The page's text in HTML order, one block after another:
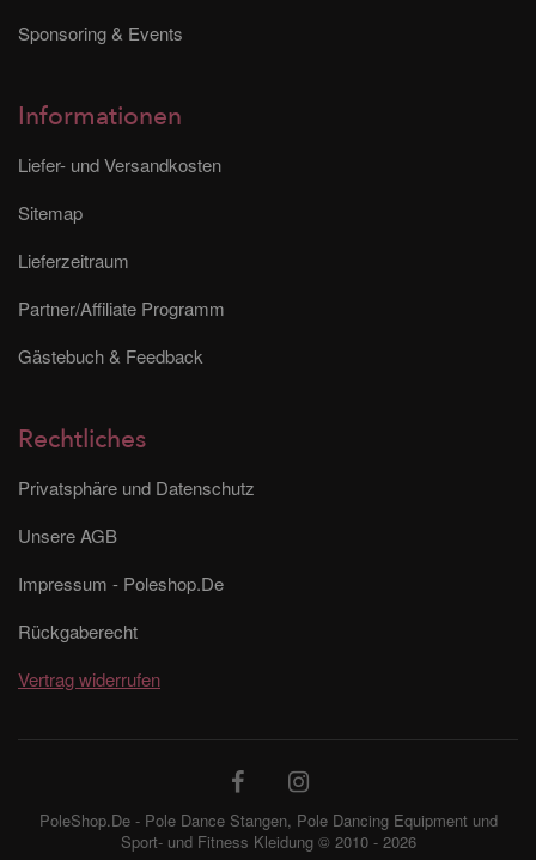
Sponsoring & Events
Informationen
Liefer- und Versandkosten
Sitemap
Lieferzeitraum
Partner/Affiliate Programm
Gästebuch & Feedback
Rechtliches
Privatsphäre und Datenschutz
Unsere AGB
Impressum - Poleshop.De
Rückgaberecht
Vertrag widerrufen
PoleShop.De - Pole Dance Stangen, Pole Dancing Equipment und
Sport- und Fitness Kleidung © 2010 - 2026